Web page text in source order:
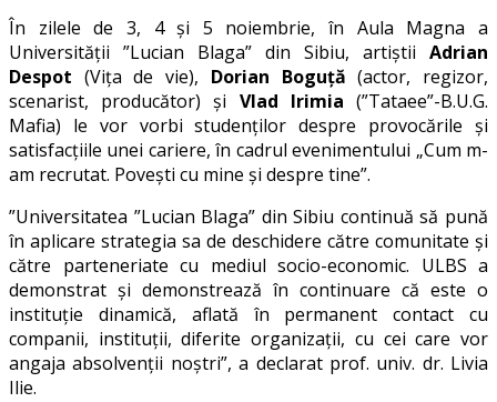
În zilele de 3, 4 și 5 noiembrie, în Aula Magna a
Universității ”Lucian Blaga” din Sibiu, artiștii Adrian
Despot (Vița de vie), Dorian Boguță (actor, regizor,
scenarist, producător) și Vlad Irimia (”Tataee”-B.U.G.
Mafia) le vor vorbi studenților despre provocările și
satisfacțiile unei cariere, în cadrul evenimentului „Cum m-
am recrutat. Povești cu mine și despre tine”.
”Universitatea ”Lucian Blaga” din Sibiu continuă să pună
în aplicare strategia sa de deschidere către comunitate și
către parteneriate cu mediul socio-economic. ULBS a
demonstrat și demonstrează în continuare că este o
instituție dinamică, aflată în permanent contact cu
companii, instituții, diferite organizații, cu cei care vor
angaja absolvenții noștri”, a declarat prof. univ. dr. Livia
Ilie.